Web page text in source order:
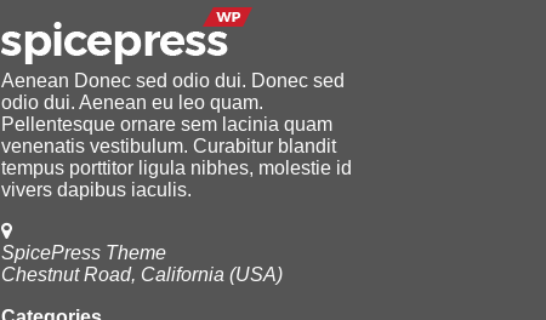
Aenean Donec sed odio dui. Donec sed
odio dui. Aenean eu leo quam.
Pellentesque ornare sem lacinia quam
venenatis vestibulum. Curabitur blandit
tempus porttitor ligula nibhes, molestie id
vivers dapibus iaculis.
SpicePress Theme
Chestnut Road, California (USA)